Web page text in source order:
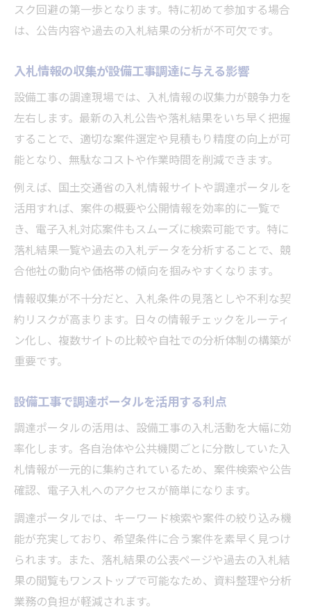
テップ
で解説
落札率向上に役立つ設備工事データの活用
法
設備工事の入札結果調べ方と注意点
豊富な入札情報で設備工事の戦略を強化す
る方法
調達情報無料サービスの賢い活用でチャンス拡
大
設備工事調達に無料サービスを利用するメ
リット
入札情報無料サービスで案件を効率的に探
す方法
設備工事に最適な無料調達情報サイトの選
を強化
入札情報無料サービスの安全な使い方を解
説
電子調達とは何か設備工事で押さえるべき基礎
知識
設備工事調達で電子調達がなぜ重要なのか
電子調達の基本と設備工事での導入効果に
注目
設備工事現場で使える電子調達システムの
特徴
スク回避の第一歩となります。特に初めて参加する場合
は、公告内容や過去の入札結果の分析が不可欠です。
入札情報の収集が設備工事調達に与える影響
設備工事の調達現場では、入札情報の収集力が競争力を
左右します。最新の入札公告や落札結果をいち早く把握
することで、適切な案件選定や見積もり精度の向上が可
能となり、無駄なコストや作業時間を削減できます。
例えば、国土交通省の入札情報サイトや調達ポータルを
活用すれば、案件の概要や公開情報を効率的に一覧で
き、電子入札対応案件もスムーズに検索可能です。特に
落札結果一覧や過去の入札データを分析することで、競
合他社の動向や価格帯の傾向を掴みやすくなります。
情報収集が不十分だと、入札条件の見落としや不利な契
約リスクが高まります。日々の情報チェックをルーティ
ン化し、複数サイトの比較や自社での分析体制の構築が
重要です。
設備工事で調達ポータルを活用する利点
調達ポータルの活用は、設備工事の入札活動を大幅に効
率化します。各自治体や公共機関ごとに分散していた入
札情報が一元的に集約されているため、案件検索や公告
確認、電子入札へのアクセスが簡単になります。
調達ポータルでは、キーワード検索や案件の絞り込み機
能が充実しており、希望条件に合う案件を素早く見つけ
られます。また、落札結果の公表ページや過去の入札結
果の閲覧もワンストップで可能なため、資料整理や分析
業務の負担が軽減されます。